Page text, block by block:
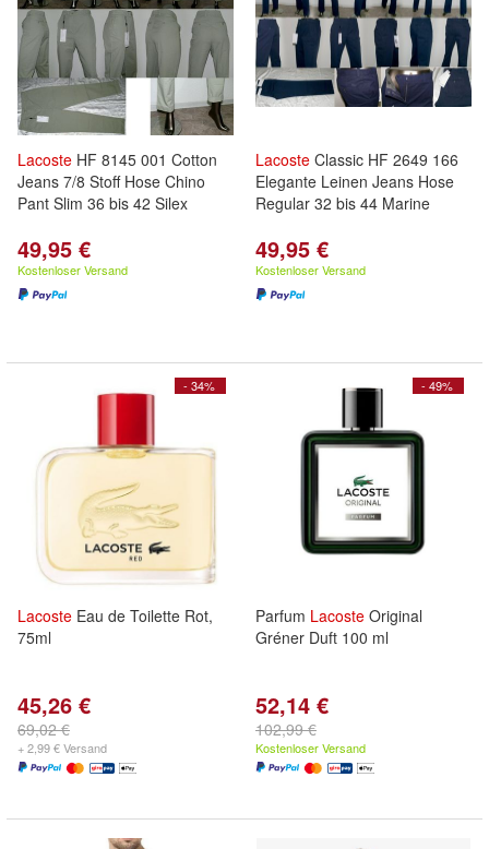
Lacoste HF 8145 001 Cotton
Jeans 7/8 Stoff Hose Chino
Pant Slim 36 bis 42 Silex
49,95 €
Kostenloser Versand
Lacoste Classic HF 2649 166
Elegante Leinen Jeans Hose
Regular 32 bis 44 Marine
49,95 €
Kostenloser Versand
- 34%
Lacoste Eau de Toilette Rot,
75ml
45,26 €
69,02 €
+ 2,99 € Versand
- 49%
Parfum Lacoste Original
Gréner Duft 100 ml
52,14 €
102,99 €
Kostenloser Versand